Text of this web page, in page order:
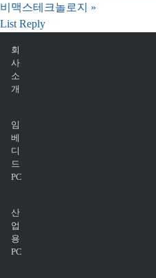
비맥스테크놀로지
»
List Reply
회
사
소
개
임
베
디
드
PC
산
업
용
PC